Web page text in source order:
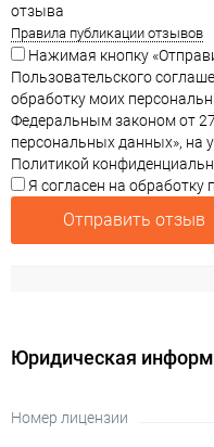
отзыва
Правила публикации отзывов
Нажимая кнопку
Пользовательского
обработку моих
Федеральным законом от
персональных данных», на
Политикой
Я согласен на
Отправить отзыв
Юридическая
Номер лицензии